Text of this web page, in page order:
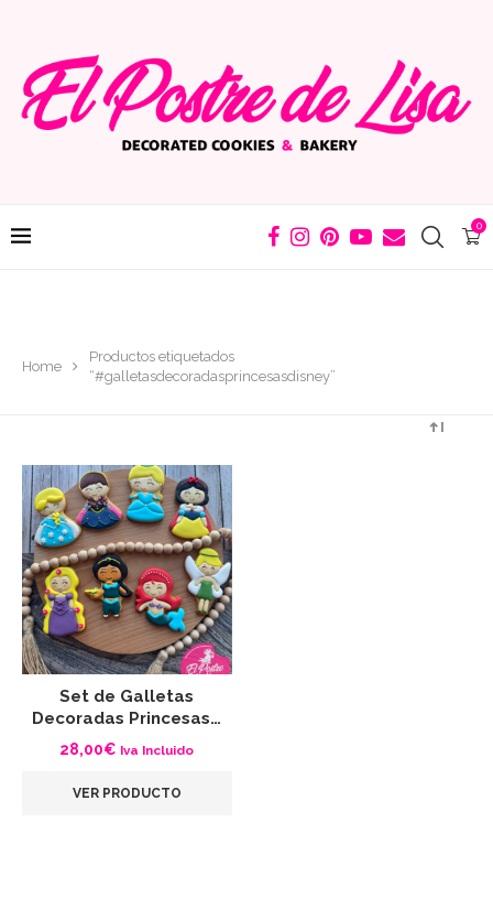
0
Home
Productos etiquetados
“#galletasdecoradasprincesasdisney”
Set de Galletas
Decoradas Princesas…
28,00€ Iva Incluido
VER PRODUCTO